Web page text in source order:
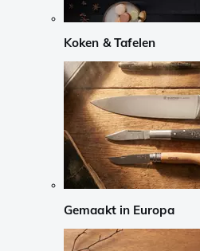
Koken & Tafelen
Gemaakt in Europa